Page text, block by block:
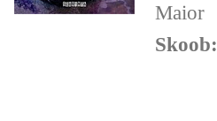
Maior
Skoob: